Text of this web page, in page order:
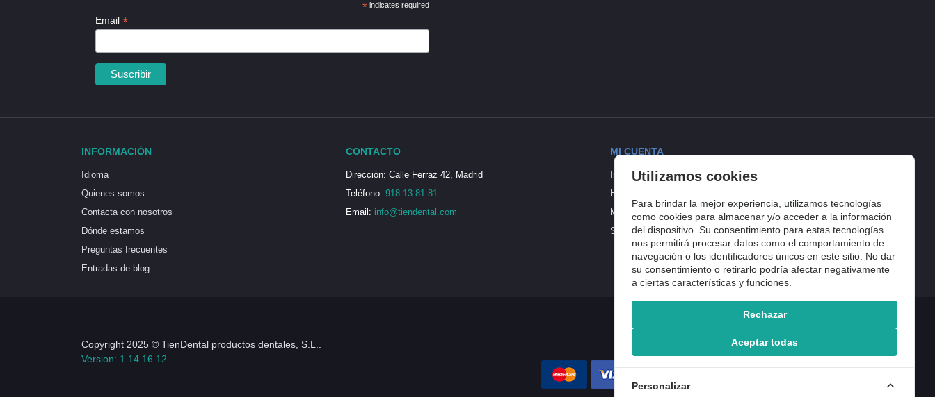
* indicates required
Email *
INFORMACIÓN
Idioma
Quienes somos
Contacta con nosotros
Dónde estamos
Preguntas frecuentes
Entradas de blog
CONTACTO
Dirección: Calle Ferraz 42, Madrid
Teléfono: 918 13 81 81
Email: info@tiendental.com
MI CUENTA
Iniciar sesión
Historial de pedidos
Mi lista de compra
Seguimiento del pedido
Copyright 2025 © TienDental productos dentales, S.L..
Version: 1.14.16.12.
Utilizamos cookies
Para brindar la mejor experiencia, utilizamos tecnologías
como cookies para almacenar y/o acceder a la información
del dispositivo. Su consentimiento para estas tecnologías
nos permitirá procesar datos como el comportamiento de
navegación o los identificadores únicos en este sitio. No dar
su consentimiento o retirarlo podría afectar negativamente
a ciertas características y funciones.
Rechazar
Aceptar todas
Personalizar